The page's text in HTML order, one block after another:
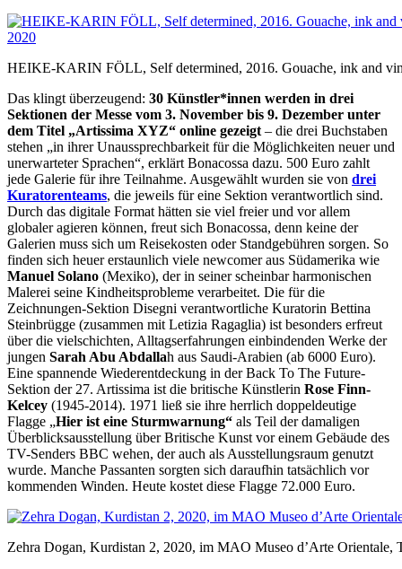
HEIKE-KARIN FÖLL, Self determined, 2016. Gouache, ink and
Das klingt überzeugend: 30 Künstler*innen werden in drei
Sektionen der Messe vom 3. November bis 9. Dezember unter
dem Titel „Artissima XYZ“ online gezeigt – die drei Buchstaben
stehen „in ihrer Unaussprechbarkeit für die Möglichkeiten neuer und
unerwarteter Sprachen“, erklärt Bonacossa dazu. 500 Euro zahlt
jede Galerie für ihre Teilnahme. Ausgewählt wurden sie von drei
Kuratorenteams, die jeweils für eine Sektion verantwortlich sind.
Durch das digitale Format hätten sie viel freier und vor allem
globaler agieren können, freut sich Bonacossa, denn keine der
Galerien muss sich um Reisekosten oder Standgebühren sorgen. So
finden sich heuer erstaunlich viele newcomer aus Südamerika wie
Manuel Solano (Mexiko), der in seiner scheinbar harmonischen
Malerei seine Kindheitsprobleme verarbeitet. Die für die
Zeichnungen-Sektion Disegni verantwortliche Kuratorin Bettina
Steinbrügge (zusammen mit Letizia Ragaglia) ist besonders erfreut
über die vielschichten, Alltagserfahrungen einbindenden Werke der
jungen Sarah Abu Abdallah aus Saudi-Arabien (ab 6000 Euro).
Eine spannende Wiederentdeckung in der Back To The Future-
Sektion der 27. Artissima ist die britische Künstlerin Rose Finn-
Kelcey (1945-2014). 1971 ließ sie ihre herrlich doppeldeutige
Flagge „Hier ist eine Sturmwarnung“ als Teil der damaligen
Überblicksausstellung über Britische Kunst vor einem Gebäude des
TV-Senders BBC wehen, der auch als Ausstellungsraum genutzt
wurde. Manche Passanten sorgten sich daraufhin tatsächlich vor
kommenden Winden. Heute kostet diese Flagge 72.000 Euro.
Zehra Dogan, Kurdistan 2, 2020, im MAO Museo d’Arte Orientale,